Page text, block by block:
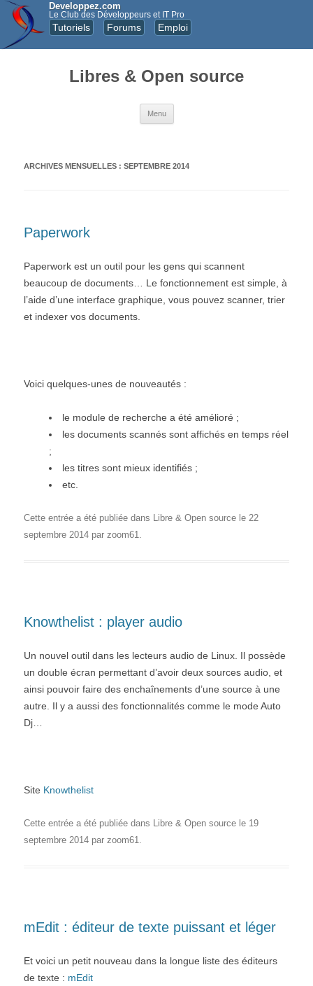
Developpez.com
Le Club des Développeurs et IT Pro
Tutoriels Forums Emploi
Libres & Open source
Menu
ARCHIVES MENSUELLES : SEPTEMBRE 2014
Paperwork
Paperwork est un outil pour les gens qui scannent
beaucoup de documents… Le fonctionnement est simple, à
l’aide d’une interface graphique, vous pouvez scanner, trier
et indexer vos documents.
Voici quelques-unes de nouveautés :
le module de recherche a été amélioré ;
les documents scannés sont affichés en temps réel
;
les titres sont mieux identifiés ;
etc.
Cette entrée a été publiée dans Libre & Open source le 22
septembre 2014 par zoom61.
Knowthelist : player audio
Un nouvel outil dans les lecteurs audio de Linux. Il possède
un double écran permettant d’avoir deux sources audio, et
ainsi pouvoir faire des enchaînements d’une source à une
autre. Il y a aussi des fonctionnalités comme le mode Auto
Dj…
Site Knowthelist
Cette entrée a été publiée dans Libre & Open source le 19
septembre 2014 par zoom61.
mEdit : éditeur de texte puissant et léger
Et voici un petit nouveau dans la longue liste des éditeurs
de texte : mEdit